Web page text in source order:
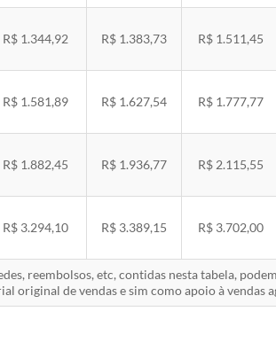
R$ 1.344,92 R$ 1.383,73 R$ 1.511,45
R$ 1.581,89 R$ 1.627,54 R$ 1.777,77
R$ 1.882,45 R$ 1.936,77 R$ 2.115,55
R$ 3.294,10 R$ 3.389,15 R$ 3.702,00
reembolsos, etc, contidas nesta tabela,
original de vendas e sim como apoio à vendas